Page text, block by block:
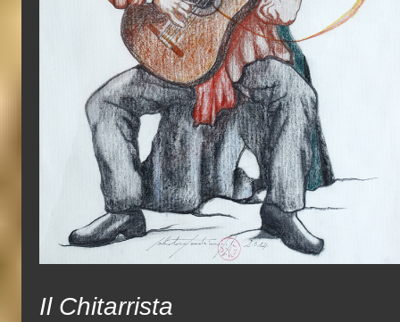
Il Chitarrista